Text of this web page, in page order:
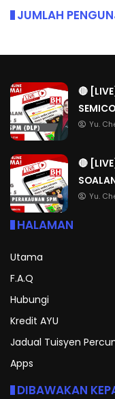
JUMLAH
🔴
Yu.
🔴
Yu.
HALAMAN
Utama
F.A.Q
Hubungi
Kredit AYU
Jadual Tuisyen
Apps
DIBAWAKAN